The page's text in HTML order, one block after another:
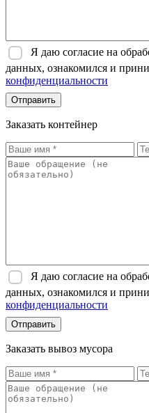
Я даю согласие на
данных, ознакомился и
конфиденциальности
Отправить
Заказать контейнер
Я даю согласие на
данных, ознакомился и
конфиденциальности
Отправить
Заказать вывоз мусора